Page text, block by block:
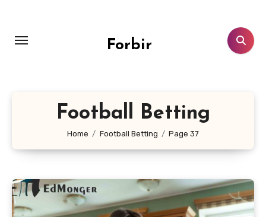
content
Forbir
Football Betting
Home Football Betting Page 37